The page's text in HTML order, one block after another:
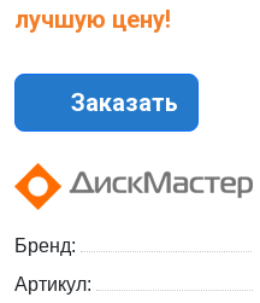
лучшую цену!
Заказать
Бренд:
Артикул: